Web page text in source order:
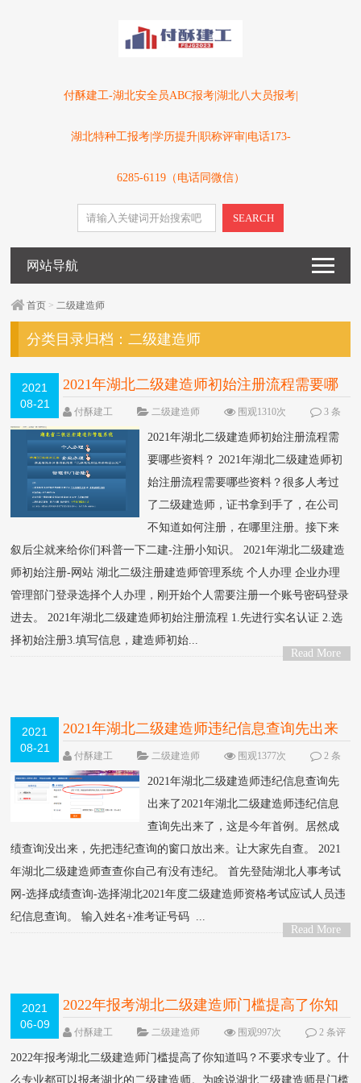
付酥建工-湖北安全员ABC报考|湖北八大员报考|
湖北特种工报考|学历提升|职称评审|电话173-
6285-6119（电话同微信）
SEARCH
网站导航
首页 >二级建造师
分类目录归档：二级建造师
2021
08-21
2021年湖北二级建造师初始注册流程需要哪
些资料？
NEW
付酥建工 二级建造师 围观1310次
3 条
评论
2021年湖北二级建造师初始注册流程需
要哪些资料？ 2021年湖北二级建造师初
始注册流程需要哪些资料？很多人考过
了二级建造师，证书拿到手了，在公司
不知道如何注册，在哪里注册。接下来
叙后尘就来给你们科普一下二建-注册小知识。 2021年湖北二级建造
师初始注册-网站 湖北二级注册建造师管理系统 个人办理 企业办理
管理部门登录选择个人办理，刚开始个人需要注册一个账号密码登录
进去。 2021年湖北二级建造师初始注册流程 1.先进行实名认证 2.选
择初始注册3.填写信息，建造师初始...
Read More
2021
08-21
2021年湖北二级建造师违纪信息查询先出来
了-湖北人事考试网
NEW
付酥建工 二级建造师 围观1377次
2 条
评论
2021年湖北二级建造师违纪信息查询先
出来了2021年湖北二级建造师违纪信息
查询先出来了，这是今年首例。居然成
绩查询没出来，先把违纪查询的窗口放出来。让大家先自查。 2021
年湖北二级建造师查查你自己有没有违纪。 首先登陆湖北人事考试
网-选择成绩查询-选择湖北2021年度二级建造师资格考试应试人员违
纪信息查询。 输入姓名+准考证号码 ...
Read More
2021
06-09
2022年报考湖北二级建造师门槛提高了你知
道吗？
付酥建工 二级建造师 围观997次
2 条评
2022年报考湖北二级建造师门槛提高了你知道吗？不要求专业了。什
么专业都可以报考湖北的二级建造师。为啥说湖北二级建造师是门槛